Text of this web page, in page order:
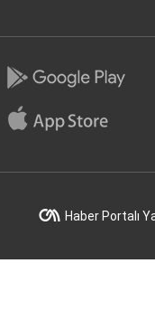
Haber Portalı